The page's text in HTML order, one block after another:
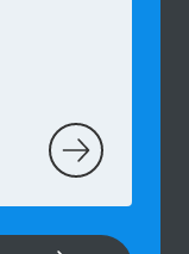
MEER OVER